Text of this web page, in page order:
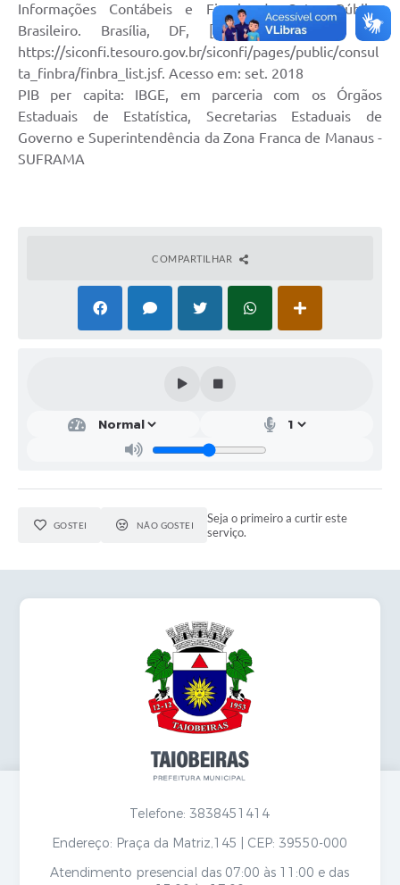
Contato
Sala M. do Empreendedor
Secretarias
Informações Contábeis e Fiscais do Setor Público
Brasileiro. Brasília, DF, [2018]. Disponível em:
https://siconfi.tesouro.gov.br/siconfi/pages/public/consul
ta_finbra/finbra_list.jsf. Acesso em: set. 2018
PIB per capita: IBGE, em parceria com os Órgãos
Estaduais de Estatística, Secretarias Estaduais de
Governo e Superintendência da Zona Franca de Manaus -
SUFRAMA
COMPARTILHAR
GOSTEI NÃO GOSTEI
Seja o primeiro a curtir este
serviço.
Telefone: 3838451414
Endereço: Praça da Matriz,145 | CEP: 39550-000
Atendimento presencial das 07:00 às 11:00 e das